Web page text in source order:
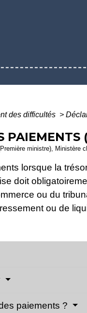
des difficultés >
ministre), Ministère
lorsque la
doit
ou du
ou de
paiements ?